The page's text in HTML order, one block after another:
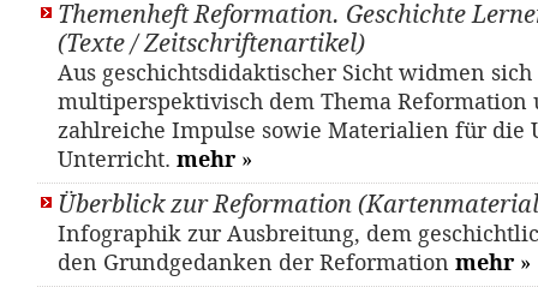
Themenheft Reformation. Geschichte
(Texte / Zeitschriftenartikel)
Aus geschichtsdidaktischer Sicht widmen
multiperspektivisch dem Thema
zahlreiche Impulse sowie Materialien für die
Unterricht. mehr »
Überblick zur Reformation
Infographik zur Ausbreitung, dem
den Grundgedanken der Reformation mehr »